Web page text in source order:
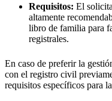
Requisitos: El
altamente
libro de familia para
registrales.
En caso de preferir la
con el registro civil
requisitos específicos para